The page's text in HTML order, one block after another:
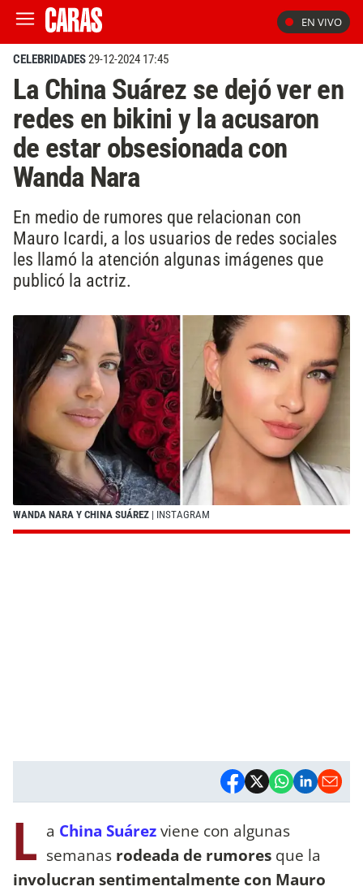
EN VIVO
CELEBRIDADES29-12-2024 17:45
La China Suárez se dejó ver en
redes en bikini y la acusaron
de estar obsesionada con
Wanda Nara
En medio de rumores que relacionan con
Mauro Icardi, a los usuarios de redes sociales
les llamó la atención algunas imágenes que
publicó la actriz.
WANDA NARA Y CHINA SUÁREZ | INSTAGRAM
L a China Suárezviene con algunas
semanas rodeada de rumores que la
involucran sentimentalmente con Mauro